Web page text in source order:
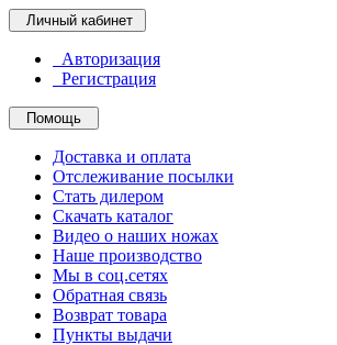
Личный кабинет
Авторизация
Регистрация
Помощь
Доставка и оплата
Отслеживание посылки
Стать дилером
Скачать каталог
Видео о наших ножах
Наше производство
Мы в соц.сетях
Обратная связь
Возврат товара
Пункты выдачи